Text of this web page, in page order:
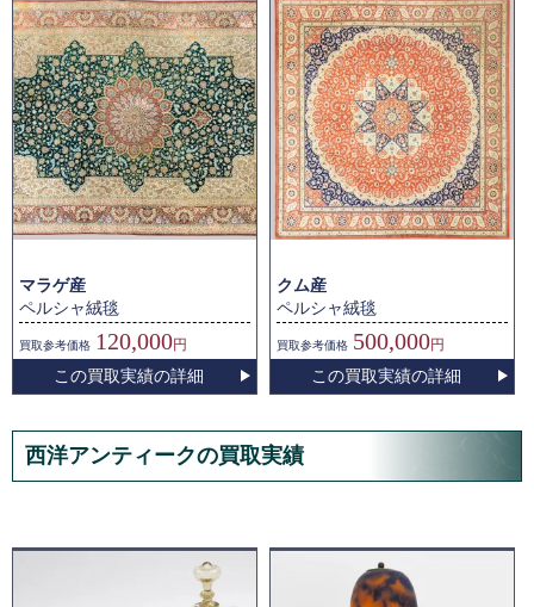
マラゲ産
ペルシャ絨毯
買取参考価格 120,000円
この買取実績の詳細
クム産
ペルシャ絨毯
買取参考価格 500,000円
この買取実績の詳細
西洋アンティークの買取実績